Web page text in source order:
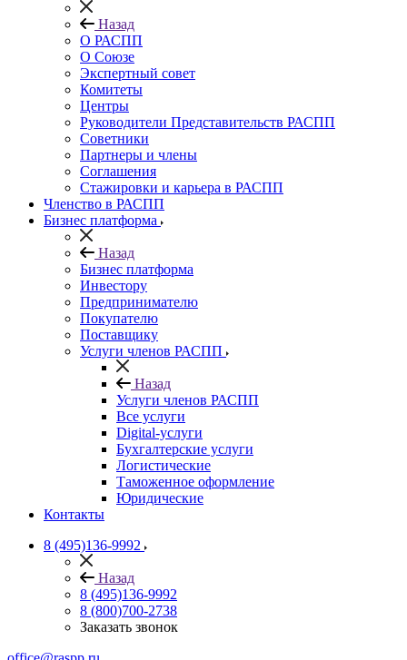
Назад
О РАСПП
О Союзе
Экспертный совет
Комитеты
Центры
Руководители Представительств РАСПП
Советники
Партнеры и члены
Соглашения
Стажировки и карьера в РАСПП
Членство в РАСПП
Бизнес платформа
Назад
Бизнес платформа
Инвестору
Предпринимателю
Покупателю
Поставщику
Услуги членов РАСПП
Назад
Услуги членов РАСПП
Все услуги
Digital-услуги
Бухгалтерские услуги
Логистические
Таможенное оформление
Юридические
Контакты
8 (495)136-9992
Назад
8 (495)136-9992
8 (800)700-2738
Заказать звонок